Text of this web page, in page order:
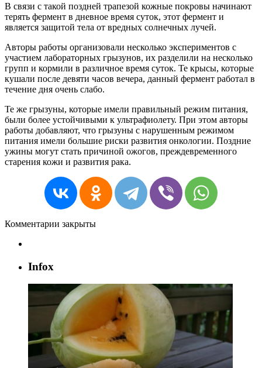
В связи с такой поздней трапезой кожные покровы начинают
терять фермент в дневное время суток, этот фермент и
является защитой тела от вредных солнечных лучей.
Авторы работы организовали несколько экспериментов с
участием лабораторных грызунов, их разделили на несколько
групп и кормили в различное время суток. Те крысы, которые
кушали после девяти часов вечера, данный фермент работал в
течение дня очень слабо.
Те же грызуны, которые имели правильный режим питания,
были более устойчивыми к ультрафиолету. При этом авторы
работы добавляют, что грызуны с нарушенным режимом
питания имели большие риски развития онкологии. Поздние
ужины могут стать причиной ожогов, преждевременного
старения кожи и развития рака.
Комментарии закрыты
Infox